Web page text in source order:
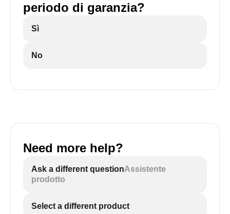
periodo di garanzia?
Sì
No
Need more help?
Ask a different questionAssistente
prodotto
Select a different product